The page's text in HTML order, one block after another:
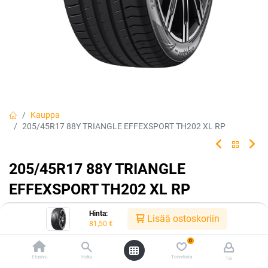
Hinta:
81,50 € Lisää ostoskoriin
Etusivu Haku
0
Toivelista Tili
Kauppa
205/45R17 88Y TRIANGLE EFFEXSPORT TH202 XL RP
205/45R17 88Y TRIANGLE
EFFEXSPORT TH202 XL RP
6959753231459 Tuotekoodi:226340
€ / kpl
Saatavilla